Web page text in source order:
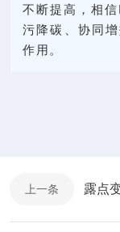
不断提高，相
污降碳、协同
作用。
上一条